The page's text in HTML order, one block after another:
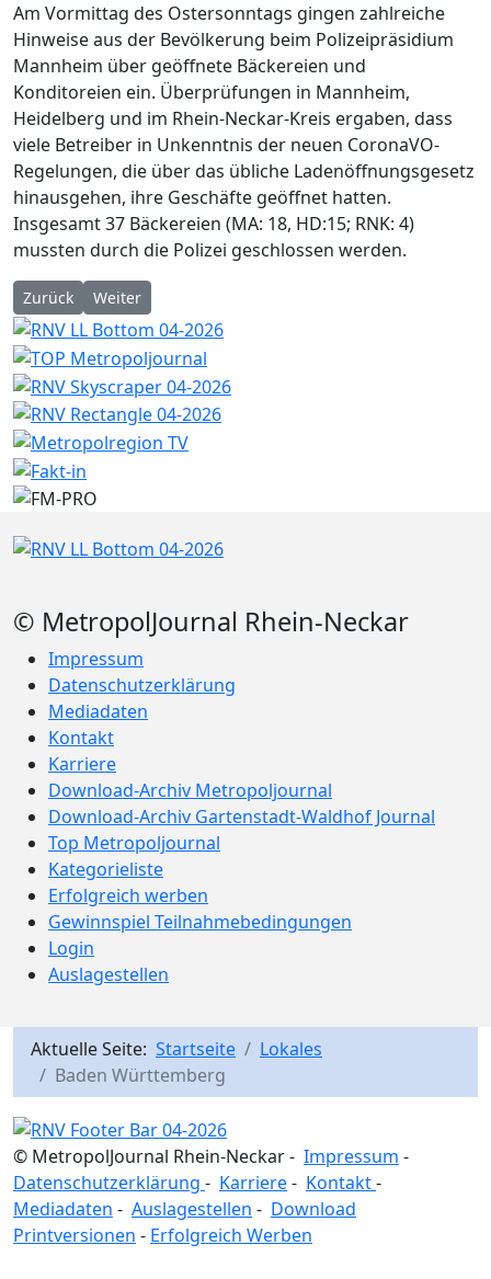
Am Vormittag des Ostersonntags gingen zahlreiche
Hinweise aus der Bevölkerung beim Polizeipräsidium
Mannheim über geöffnete Bäckereien und
Konditoreien ein. Überprüfungen in Mannheim,
Heidelberg und im Rhein-Neckar-Kreis ergaben, dass
viele Betreiber in Unkenntnis der neuen CoronaVO-
Regelungen, die über das übliche Ladenöffnungsgesetz
hinausgehen, ihre Geschäfte geöffnet hatten.
Insgesamt 37 Bäckereien (MA: 18, HD:15; RNK: 4)
mussten durch die Polizei geschlossen werden.
Vorheriger Beitrag: Mediamarkt Saturn
Zurück Nächster Beitrag: POL-MA: Mannheim/Heidelberg/
Weiter
© MetropolJournal Rhein-Neckar
Impressum
Datenschutzerklärung
Mediadaten
Kontakt
Karriere
Download-Archiv Metropoljournal
Download-Archiv Gartenstadt-Waldhof Journal
Top Metropoljournal
Kategorieliste
Erfolgreich werben
Gewinnspiel Teilnahmebedingungen
Login
Auslagestellen
Aktuelle Seite: Startseite
Lokales
Baden Württemberg
© MetropolJournal Rhein-Neckar - Impressum -
Datenschutzerklärung - Karriere- Kontakt-
Mediadaten - Auslagestellen - Download
Printversionen - Erfolgreich Werben